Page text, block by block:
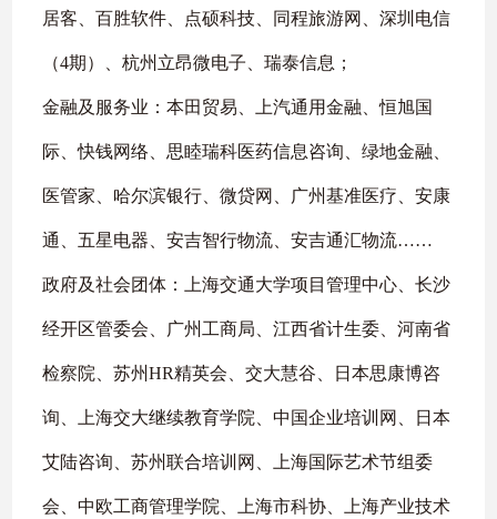
居客、百胜软件、点硕科技、同程旅游网、深圳电信
（4期）、杭州立昂微电子、瑞泰信息；
金融及服务业：本田贸易、上汽通用金融、恒旭国
际、快钱网络、思睦瑞科医药信息咨询、绿地金融、
医管家、哈尔滨银行、微贷网、广州基准医疗、安康
通、五星电器、安吉智行物流、安吉通汇物流……
政府及社会团体：上海交通大学项目管理中心、长沙
经开区管委会、广州工商局、江西省计生委、河南省
检察院、苏州HR精英会、交大慧谷、日本思康博咨
询、上海交大继续教育学院、中国企业培训网、日本
艾陆咨询、苏州联合培训网、上海国际艺术节组委
会、中欧工商管理学院、上海市科协、上海产业技术